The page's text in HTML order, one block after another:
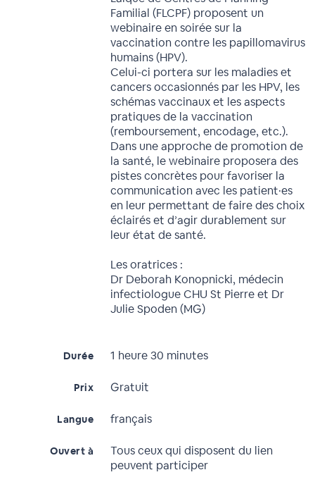
Familial (FLCPF) proposent un
webinaire en soirée sur la
vaccination contre les papillomavirus
humains (HPV).
Celui-ci portera sur les maladies et
cancers occasionnés par les HPV, les
schémas vaccinaux et les aspects
pratiques de la vaccination
(remboursement, encodage, etc.).
Dans une approche de promotion de
la santé, le webinaire proposera des
pistes concrètes pour favoriser la
communication avec les patient·es
en leur permettant de faire des choix
éclairés et d’agir durablement sur
leur état de santé.
Les oratrices :
Dr Deborah Konopnicki, médecin
infectiologue CHU St Pierre et Dr
Julie Spoden (MG)
Durée 1 heure 30 minutes
Prix Gratuit
Langue français
Ouvert à
Tous ceux qui disposent du lien
peuvent participer